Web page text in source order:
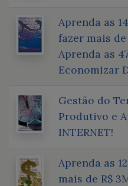
Aprenda as
fazer mais
Aprenda as
Economizar
Gestão do
Produtivo e
INTERNET!
Aprenda as
mais de R$